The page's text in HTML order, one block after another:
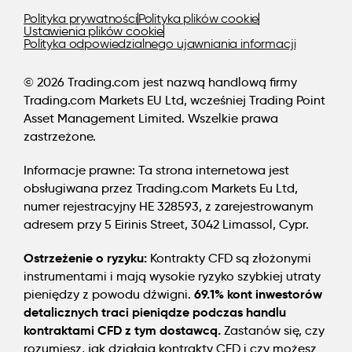
inwestorzy w przypadku utrzymywania pozycji
otwartej przez noc. To, czy zarabiają, czy płacą
opłatę, zależy od kierunku ich pozycji i różnicy stóp
OK
Polityka prywatnościPolityka plików cookie
Ustawienia plików cookie
Polityka odpowiedzialnego ujawniania informacji
© 2026 Trading.com jest nazwą handlową firmy
Trading.com Markets EU Ltd, wcześniej Trading Point
Asset Management Limited. Wszelkie prawa
zastrzeżone.
Informacje prawne: Ta strona internetowa jest
obsługiwana przez Trading.com Markets Eu Ltd,
numer rejestracyjny HE 328593, z zarejestrowanym
adresem przy 5 Eirinis Street, 3042 Limassol, Cypr.
Ostrzeżenie o ryzyku: Kontrakty CFD są złożonymi
instrumentami i mają wysokie ryzyko szybkiej utraty
pieniędzy z powodu dźwigni. 69.1% kont inwestorów
detalicznych traci pieniądze podczas handlu
kontraktami CFD z tym dostawcą. Zastanów się, czy
rozumiesz, jak działają kontrakty CFD i czy możesz